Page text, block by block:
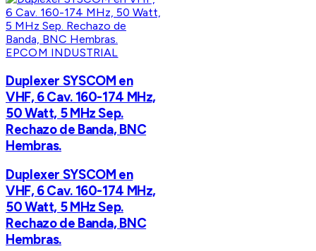
EPCOM INDUSTRIAL
Duplexer SYSCOM en
VHF, 6 Cav. 160-174 MHz,
50 Watt, 5 MHz Sep.
Rechazo de Banda, BNC
Hembras.
Duplexer SYSCOM en
VHF, 6 Cav. 160-174 MHz,
50 Watt, 5 MHz Sep.
Rechazo de Banda, BNC
Hembras.